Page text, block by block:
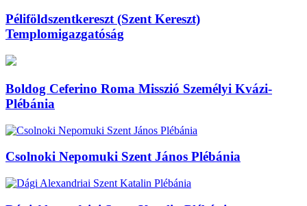
Péliföldszentkereszt (Szent Kereszt)
Templomigazgatóság
Boldog Ceferino Roma Misszió Személyi Kvázi-
Plébánia
Csolnoki Nepomuki Szent János Plébánia